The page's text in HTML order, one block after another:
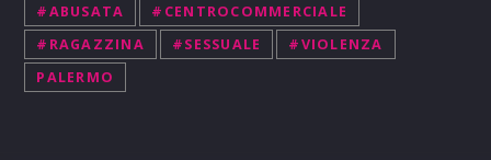
#ABUSATA
#CENTROCOMMERCIALE
#RAGAZZINA
#SESSUALE
#VIOLENZA
PALERMO